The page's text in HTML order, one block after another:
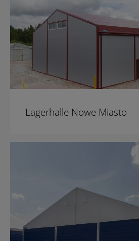
Lagerhalle Nowe Miasto